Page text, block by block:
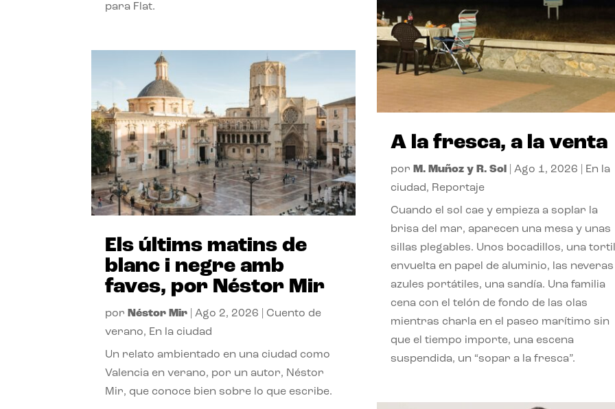
para Flat.
Els últims matins de
blanc i negre amb
faves, por Néstor Mir
por Néstor Mir |Ago 2, 2026 |Cuento de
verano, En la ciudad
Un relato ambientado en una ciudad como
Valencia en verano, por un autor, Néstor
Mir, que conoce bien sobre lo que escribe.
A la fresca, a la venta
por M. Muñoz y R. Sol Ago 1, 2026
En la
ciudad, Reportaje
Cuando el sol cae y empieza a soplar la
brisa del mar, aparecen una mesa y unas
sillas plegables. Unos bocadillos, una
envuelta en papel de aluminio, las neveras
azules portátiles, una sandía. Una familia
cena con el telón de fondo de las olas
mientras charla en el paseo marítimo sin
que el tiempo importe, una escena
suspendida, un “sopar a la fresca”.